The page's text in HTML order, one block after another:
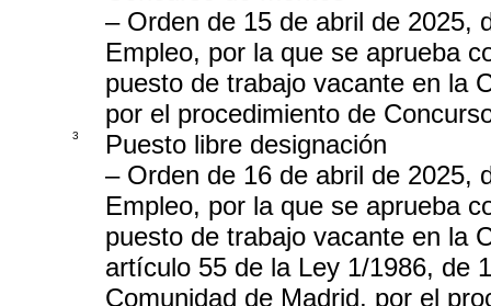
– Orden de 15 de abril de 2025,
Empleo, por la que se aprueba
puesto de trabajo vacante en la
por el procedimiento de
3
Puesto libre designación
– Orden de 16 de abril de 2025,
Empleo, por la que se aprueba
puesto de trabajo vacante en la
artículo 55 de la Ley 1/1986, de
Comunidad de Madrid, por el